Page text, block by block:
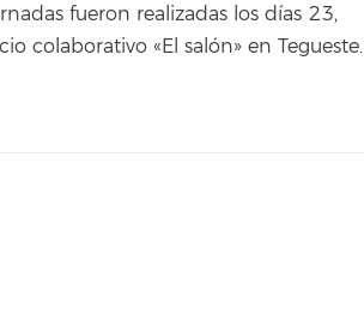
fueron realizadas los días 23,
colaborativo «El salón» en Tegueste.